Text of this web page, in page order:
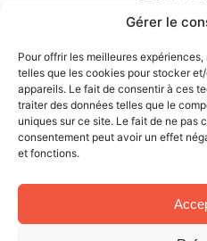
Gérer le
Pour offrir les meilleures
telles que les cookies pour stocker
appareils. Le fait de consentir à ces
traiter des données telles que le
uniques sur ce site. Le fait de ne pas
consentement peut avoir un effet
et fonctions.